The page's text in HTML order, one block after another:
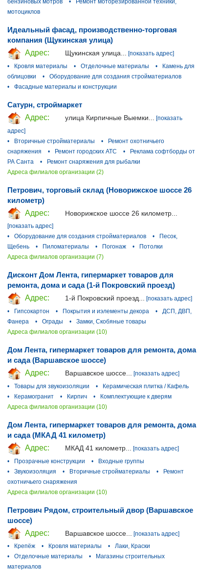
бензиновых мотров •
Ремонт моторезированной техники,
мотоциклов
Идеальный фасад, производственно-торговая
компания (Щукинская улица)
Адрес:
Щукинская улица...
[показать адрес]
•
Кровля материалы • Отделочные материалы •
Камень для
облицовки
•
Оборудование для создания стройматериалов
•
Фасадные материалы и конструкции
Сатурн, строймаркет
Адрес:
улица Кирпичные Выемки...
[показать
адрес]
•
Вторичные стройматериалы •
Ремонт охотничьего
снаряжения
• Ремонт городских АТС •
Реклама софтборды от
РА Санта
•
Ремонт снаряжения для рыбалки
Адреса филиалов организации (2)
Петрович, торговый склад (Новорижское шоссе 26
километр)
Адрес:
Новорижское шоссе 26 километр...
[показать адрес]
•
Оборудование для создания стройматериалов •
Песок,
Щебень
• Пиломатериалы • Погонаж •
Потолки
Адреса филиалов организации (7)
Дисконт Дом Лента, гипермаркет товаров для
ремонта, дома и сада (1-й Покровский проезд)
Адрес:
1-й Покровский проезд... [показать адрес]
•
Гипсокартон • Покрытия и иэлементы декора •
ДСП, ДВП,
Фанера
• Ограды •
Замки, Скобяные товары
Адреса филиалов организации (10)
Дом Лента, гипермаркет товаров для ремонта, дома
и сада (Варшавское шоссе)
Адрес:
Варшавское шоссе...
[показать адрес]
•
Товары для звукоизоляции •
Керамическая плитка / Кафель
•
Керамогранит • Кирпич •
Комплектующие к дверям
Адреса филиалов организации (10)
Дом Лента, гипермаркет товаров для ремонта, дома
и сада (МКАД 41 километр)
Адрес:
МКАД 41 километр...
[показать адрес]
•
Прозрачные конструкции •
Входные группы
•
Звукоизоляция • Вторичные стройматериалы •
Ремонт
охотничьего снаряжения
Адреса филиалов организации (10)
Петрович Рядом, строительный двор (Варшавское
шоссе)
Адрес:
Варшавское шоссе...
[показать адрес]
•
Крепёж • Кровля материалы •
Лаки, Краски
•
Отделочные материалы •
Магазины строительных
материалов